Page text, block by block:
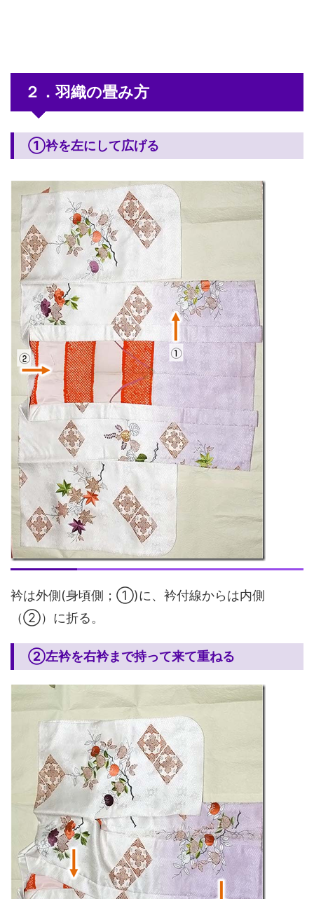
２．羽織の畳み方
①衿を左にして広げる
衿は外側(身頃側；①)に、衿付線からは内側
（②）に折る。
②左衿を右衿まで持って来て重ねる